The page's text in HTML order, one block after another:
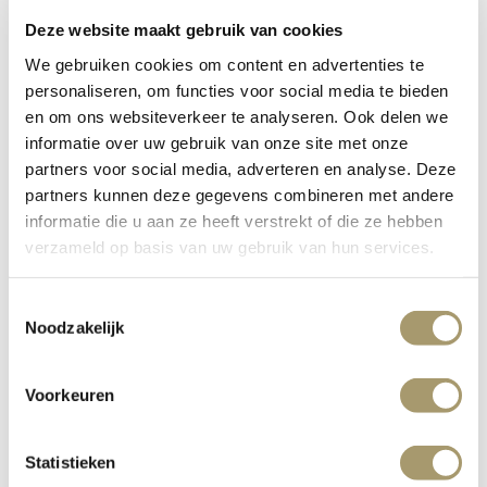
Deze website maakt gebruik van cookies
We gebruiken cookies om content en advertenties te
personaliseren, om functies voor social media te bieden
en om ons websiteverkeer te analyseren. Ook delen we
informatie over uw gebruik van onze site met onze
partners voor social media, adverteren en analyse. Deze
partners kunnen deze gegevens combineren met andere
informatie die u aan ze heeft verstrekt of die ze hebben
verzameld op basis van uw gebruik van hun services.
Noodzakelijk
Voorkeuren
Statistieken
Name(erforderlich)
First Name
Last Name
Adress(erforderlich)
Address Line 1
Address Line 2
City
State/Province
Postal Code